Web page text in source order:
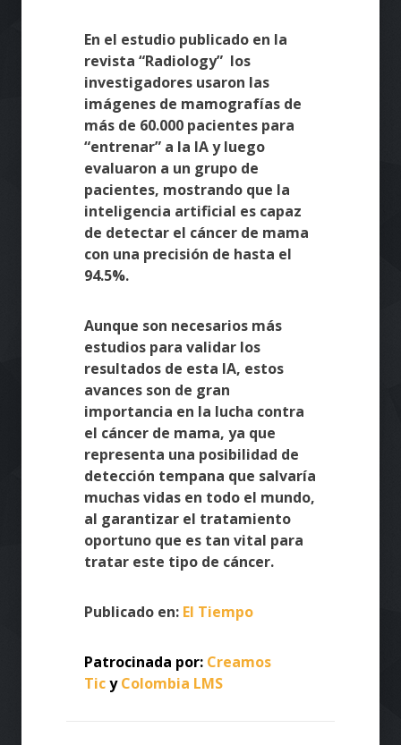
En el estudio publicado en la
revista “Radiology” los
investigadores usaron las
imágenes de mamografías de
más de 60.000 pacientes para
“entrenar” a la IA y luego
evaluaron a un grupo de
pacientes, mostrando que la
inteligencia artificial es capaz
de detectar el cáncer de mama
con una precisión de hasta el
94.5%.
Aunque son necesarios más
estudios para validar los
resultados de esta IA, estos
avances son de gran
importancia en la lucha contra
el cáncer de mama, ya que
representa una posibilidad de
detección tempana que salvaría
muchas vidas en todo el mundo,
al garantizar el tratamiento
oportuno que es tan vital para
tratar este tipo de cáncer.
Publicado en: El Tiempo
Patrocinada por: Creamos
TicyColombia LMS